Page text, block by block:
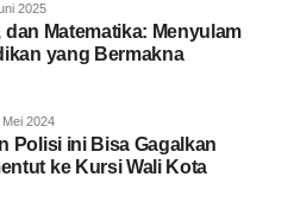
2025
dan Matematika: Menyulam
yang Bermakna
Mei 2024
Polisi ini Bisa Gagalkan
ke Kursi Wali Kota